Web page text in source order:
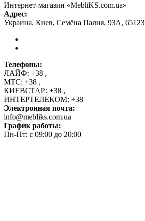
Интернет-магазин «MebliKS.com.ua»
Адрес:
Украина, Киев, Семёна Палия, 93А, 65123
Телефоны:
ЛАЙФ: +38 ,
МТС: +38 ,
КИЕВСТАР: +38 ,
ИНТЕРТЕЛЕКОМ: +38
Электронная почта:
info@mebliks.com.ua
График работы:
Пн-Пт: с 09:00 до 20:00